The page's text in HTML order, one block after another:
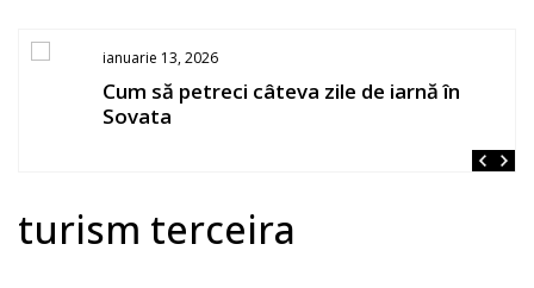
ianuarie 13, 2026
Cum să petreci câteva zile de iarnă în
Sovata
turism terceira